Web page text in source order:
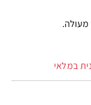
מעולה.
במלאי